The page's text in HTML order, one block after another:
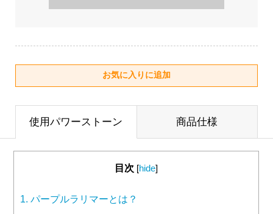
使用パワーストーン 商品仕様
目次 [hide]
1. パープルラリマーとは？